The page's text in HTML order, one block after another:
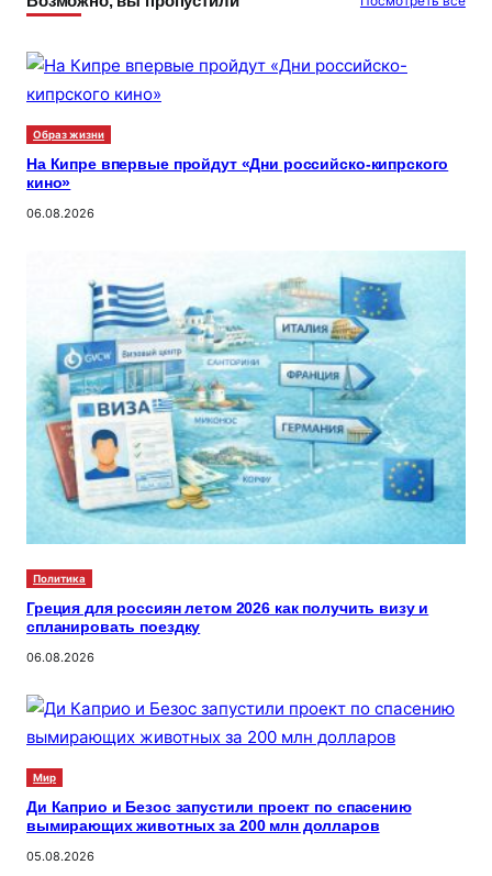
Образ жизни
На Кипре впервые пройдут «Дни российско-кипрского
кино»
06.08.2026
Политика
Греция для россиян летом 2026 как получить визу и
спланировать поездку
06.08.2026
Мир
Ди Каприо и Безос запустили проект по спасению
вымирающих животных за 200 млн долларов
05.08.2026